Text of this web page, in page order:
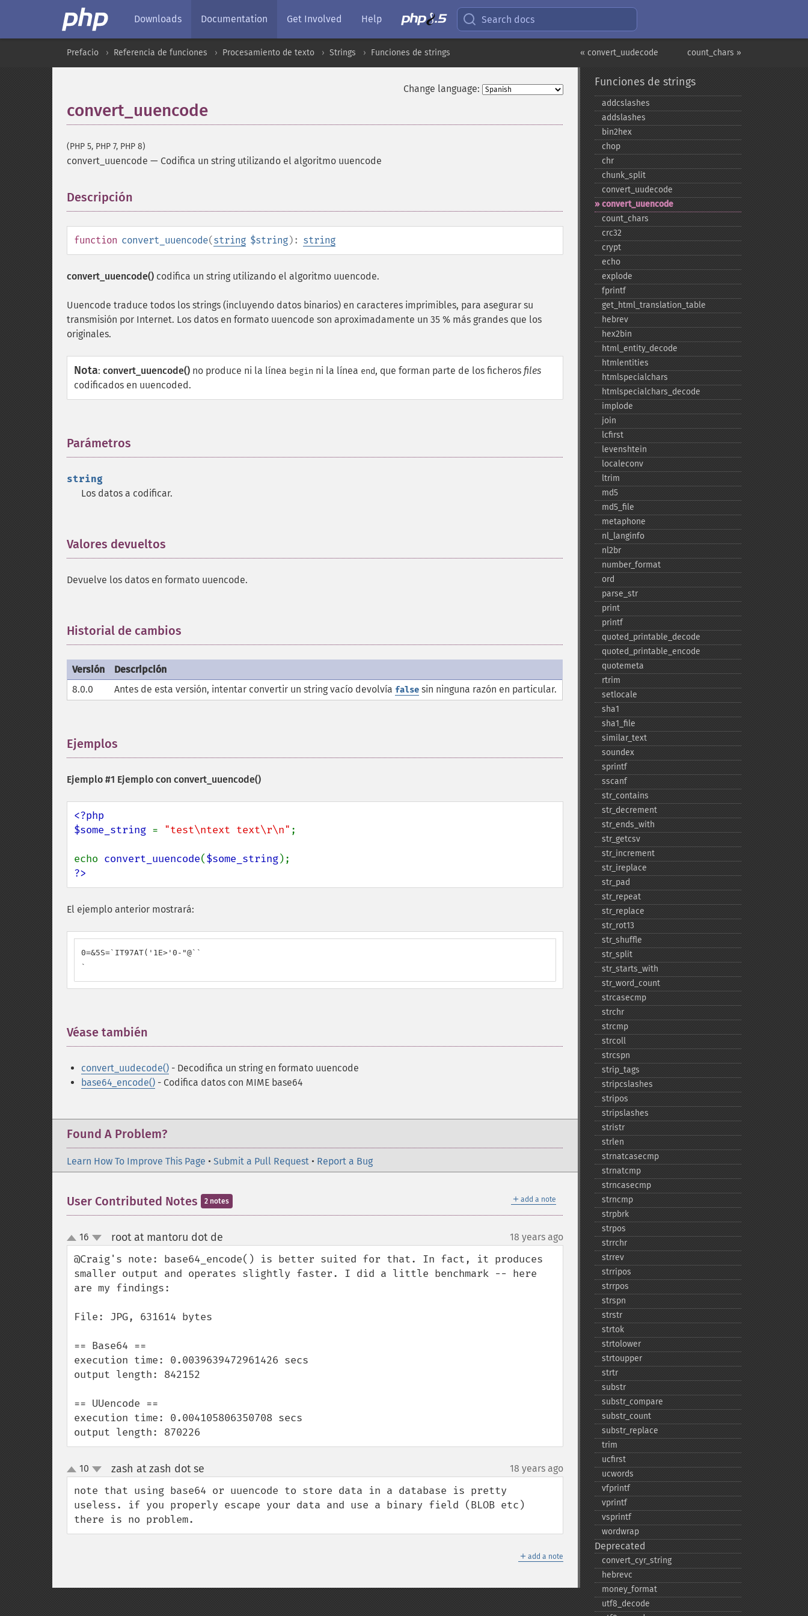
Downloads Documentation Get Involved Help Search docs
count_chars »
« convert_uudecode
Prefacio Referencia de funciones Procesamiento de texto Strings Funciones de strings
Change language:
convert_uuencode
(PHP 5, PHP 7, PHP 8)
convert_uuencode — Codifica un string utilizando el algoritmo uuencode
Descripción
function convert_uuencode(string $string): string
convert_uuencode() codifica un string utilizando el algoritmo uuencode.
Uuencode traduce todos los strings (incluyendo datos binarios) en caracteres imprimibles, para asegurar su
transmisión por Internet. Los datos en formato uuencode son aproximadamente un 35 % más grandes que los
originales.
Nota: convert_uuencode() no produce ni la línea begin ni la línea end, que forman parte de los ficheros files
codificados en uuencoded.
Parámetros
string
Los datos a codificar.
Valores devueltos
Devuelve los datos en formato uuencode.
Historial de cambios
Versión
Descripción
8.0.0
Antes de esta versión, intentar convertir un string vacío devolvía false sin ninguna razón en particular.
Ejemplos
Ejemplo #1 Ejemplo con convert_uuencode()
<?php
$some_string = "test\ntext text\r\n" ;
echo convert_uuencode($some_string
?>
El ejemplo anterior mostrará:
0=&5S=`IT97AT('1E>'0-"@``
`
Véase también
convert_uudecode() - Decodifica un string en formato uuencode
base64_encode() - Codifica datos con MIME base64
Found A Problem?
Learn How To Improve This Page • Submit a Pull Request • Report a Bug
＋ add a note
User Contributed Notes 2 notes
up
down
16 root at mantoru dot de 18 years ago
@Craig's note: base64_encode() is better suited for that. In fact, it produces
smaller output and operates slightly faster. I did a little benchmark -- here
are my findings:
File: JPG, 631614 bytes
== Base64 ==
execution time: 0.0039639472961426 secs
output length: 842152
== UUencode ==
execution time: 0.004105806350708 secs
output length: 870226
up
down
10 zash at zash dot se 18 years ago
note that using base64 or uuencode to store data in a database is pretty
useless. if you properly escape your data and use a binary field (BLOB etc)
there is no problem.
＋ add a note
Funciones de strings
addcslashes
addslashes
bin2hex
chop
chr
chunk_​split
convert_​uudecode
convert_​uuencode
count_​chars
crc32
crypt
echo
explode
fprintf
get_​html_​translation_​table
hebrev
hex2bin
html_​entity_​decode
htmlentities
htmlspecialchars
htmlspecialchars_​decode
implode
join
lcfirst
levenshtein
localeconv
ltrim
md5
md5_​file
metaphone
nl_​langinfo
nl2br
number_​format
ord
parse_​str
print
printf
quoted_​printable_​decode
quoted_​printable_​encode
quotemeta
rtrim
setlocale
sha1
sha1_​file
similar_​text
soundex
sprintf
sscanf
str_​contains
str_​decrement
str_​ends_​with
str_​getcsv
str_​increment
str_​ireplace
str_​pad
str_​repeat
str_​replace
str_​rot13
str_​shuffle
str_​split
str_​starts_​with
str_​word_​count
strcasecmp
strchr
strcmp
strcoll
strcspn
strip_​tags
stripcslashes
stripos
stripslashes
stristr
strlen
strnatcasecmp
strnatcmp
strncasecmp
strncmp
strpbrk
strpos
strrchr
strrev
strripos
strrpos
strspn
strstr
strtok
strtolower
strtoupper
strtr
substr
substr_​compare
substr_​count
substr_​replace
trim
ucfirst
ucwords
vfprintf
vprintf
vsprintf
wordwrap
Deprecated
convert_​cyr_​string
hebrevc
money_​format
utf8_​decode